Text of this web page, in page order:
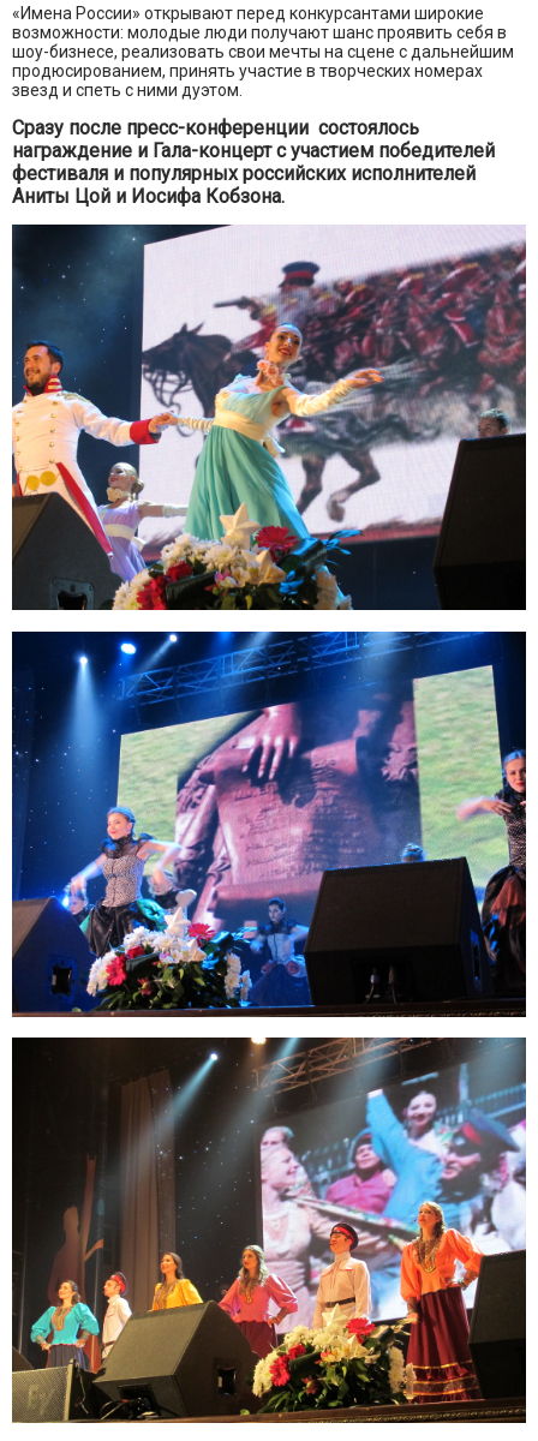
«Имена России» открывают перед конкурсантами широкие
возможности: молодые люди получают шанс проявить себя в
шоу-бизнесе, реализовать свои мечты на сцене с дальнейшим
продюсированием, принять участие в творческих номерах
звезд и спеть с ними дуэтом.
Сразу после пресс-конференции состоялось
награждение и Гала-концерт с участием победителей
фестиваля и популярных российских исполнителей
Аниты Цой и Иосифа Кобзона.